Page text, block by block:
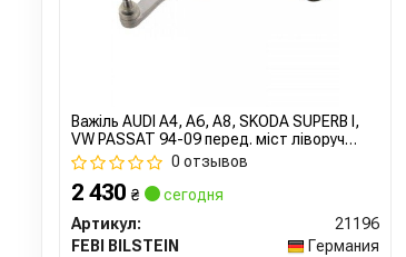
Важіль AUDI A4, A6, A8, SKODA SUPERB I,
VW PASSAT 94-09 перед. міст ліворуч
(Вир-во FEBI) 0 отзывов
2 430 ₴
сегодня
Артикул:
21196
FEBI BILSTEIN
Германия